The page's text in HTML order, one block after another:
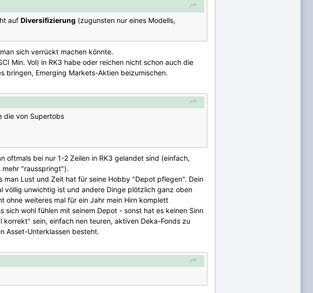
auf Diversifizierung (zugunsten nur eines Modells,
sich verrückt machen könnte.
Min. Vol) in RK3 habe oder reichen nicht schon auch die
bringen, Emerging Markets-Aktien beizumischen.
die von Supertobs
oftmals bei nur 1-2 Zeilen in RK3 gelandet sind (einfach,
"rausspringt").
Lust und Zeit hat für seine Hobby "Depot pflegen". Dein
völlig unwichtig ist und andere Dinge plötzlich ganz oben
ohne weiteres mal für ein Jahr mein Hirn komplett
wohl fühlen mit seinem Depot - sonst hat es keinen Sinn
sein, einfach nen teuren, aktiven Deka-Fonds zu
Asset-Unterklassen besteht.